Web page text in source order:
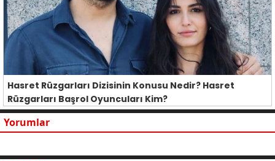
Hasret Rüzgarları Dizisinin Konusu Nedir? Hasret
Rüzgarları Başrol Oyuncuları Kim?
Yorumlar